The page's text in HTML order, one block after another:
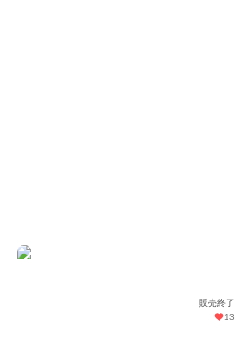
販売終了
13